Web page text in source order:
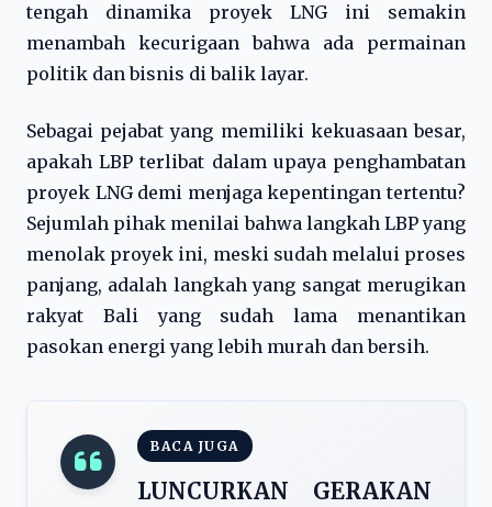
tengah dinamika proyek LNG ini semakin
menambah kecurigaan bahwa ada permainan
politik dan bisnis di balik layar.
Sebagai pejabat yang memiliki kekuasaan besar,
apakah LBP terlibat dalam upaya penghambatan
proyek LNG demi menjaga kepentingan tertentu?
Sejumlah pihak menilai bahwa langkah LBP yang
menolak proyek ini, meski sudah melalui proses
panjang, adalah langkah yang sangat merugikan
rakyat Bali yang sudah lama menantikan
pasokan energi yang lebih murah dan bersih.
BACA JUGA
LUNCURKAN GERAKAN